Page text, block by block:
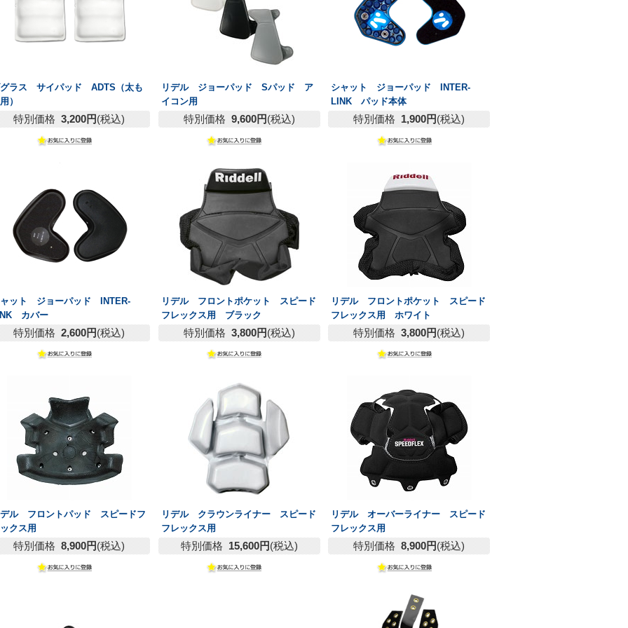
ラス サイパッド ADTS（太も
）
特別価格 3,200円(税込)
リデル ジョーパッド Sパッド ア
イコン用
特別価格 9,600円(税込)
シャット ジョーパッド INTER-
LINK パッド本体
特別価格 1,900円(税込)
ット ジョーパッド INTER-
カバー
特別価格 2,600円(税込)
リデル フロントポケット スピード
フレックス用 ブラック
特別価格 3,800円(税込)
リデル フロントポケット スピード
フレックス用 ホワイト
特別価格 3,800円(税込)
ル フロントパッド スピードフ
クス用
特別価格 8,900円(税込)
リデル クラウンライナー スピード
フレックス用
特別価格 15,600円(税込)
リデル オーバーライナー スピード
フレックス用
特別価格 8,900円(税込)